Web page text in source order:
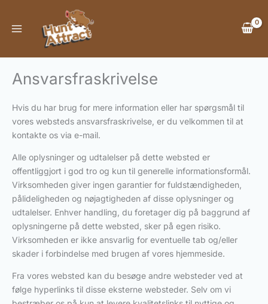
indholdet
Ansvarsfraskrivelse
Hvis du har brug for mere information eller har spørgsmål til
vores websteds ansvarsfraskrivelse, er du velkommen til at
kontakte os via e-mail.
Alle oplysninger og udtalelser på dette websted er
offentliggjort i god tro og kun til generelle informationsformål.
Virksomheden giver ingen garantier for fuldstændigheden,
pålideligheden og nøjagtigheden af disse oplysninger og
udtalelser. Enhver handling, du foretager dig på baggrund af
oplysningerne på dette websted, sker på egen risiko.
Virksomheden er ikke ansvarlig for eventuelle tab og/eller
skader i forbindelse med brugen af vores hjemmeside.
Fra vores websted kan du besøge andre websteder ved at
følge hyperlinks til disse eksterne websteder. Selv om vi